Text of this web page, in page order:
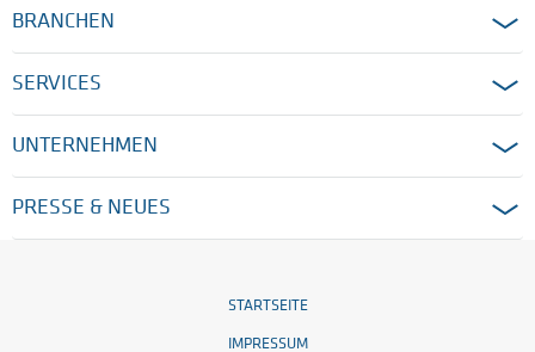
BRANCHEN
SERVICES
UNTERNEHMEN
PRESSE & NEUES
STARTSEITE
IMPRESSUM